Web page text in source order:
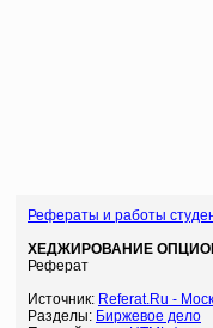
Рефераты и работы
ХЕДЖИРОВАНИЕ
Реферат
Источник: Referat.Ru -
Разделы: Биржевое дело